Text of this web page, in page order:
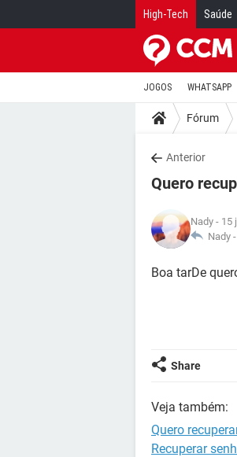
High-Tech Saúde
JOGOS WHATSAPP
Fórum
Anterior
Quero
Nady - 15
Nady -
Boa tarDe
Share
Veja também:
Quero
Recuperar